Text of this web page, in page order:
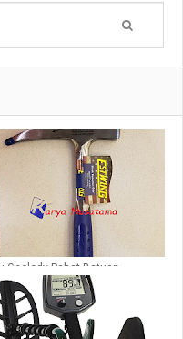
Geolody Pahat Batuan
Merk Etswing